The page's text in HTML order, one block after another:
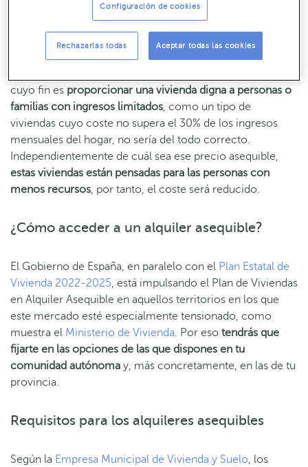
m² menos que una vivienda tipo (establecida en 80
metros cuadrados)”. Es decir,con un 30% del salario,
difícilmente se cubren las necesidades básicas
.
cuyo fin es proporcionar una vivienda digna a personas o
familias con ingresos limitados, como un tipo de
viviendas cuyo coste no supera el 30% de los ingresos
mensuales del hogar, no sería del todo correcto.
Independientemente de cuál sea ese precio asequible,
estas viviendas están pensadas para las personas con
menos recursos, por tanto, el coste será reducido.
¿Cómo acceder a un alquiler asequible?
El Gobierno de España, en paralelo con el Plan Estatal de
Vivienda 2022-2025, está impulsando el Plan de Viviendas
en Alquiler Asequible en aquellos territorios en los que
este mercado esté especialmente tensionado, como
muestra el Ministerio de Vivienda. Por eso tendrás que
fijarte en las opciones de las que dispones en tu
comunidad autónoma y, más concretamente, en las de tu
provincia.
Requisitos para los alquileres asequibles
Según la Empresa Municipal de Vivienda y Suelo, los
Configuración de cookies
Rechazarlas todas Aceptar todas las cookies